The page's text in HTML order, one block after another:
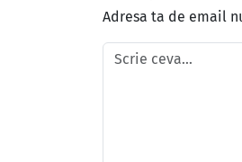
Adresa ta de email